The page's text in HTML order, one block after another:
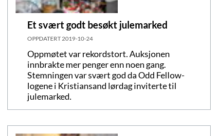
Et svært godt besøkt julemarked
OPPDATERT 2019-10-24
Oppmøtet var rekordstort. Auksjonen
innbrakte mer penger enn noen gang.
Stemningen var svært god da Odd Fellow-
logene i Kristiansand lørdag inviterte til
julemarked.